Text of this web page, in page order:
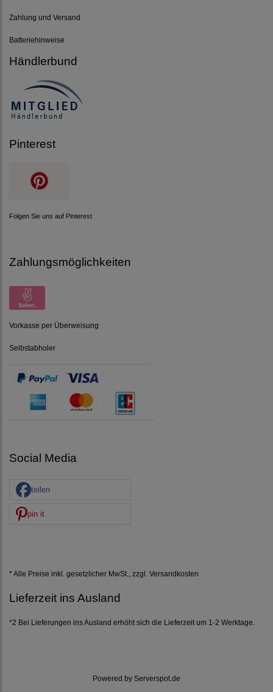
Zahlung und Versand
Batteriehinweise
Händlerbund
Pinterest
Folgen Sie uns auf Pinterest
Zahlungsmöglichkeiten
Vorkasse per Überweisung
Selbstabholer
Social Media
teilen
pin it
* Alle Preise inkl. gesetzlicher MwSt., zzgl. Versandkosten
Lieferzeit ins Ausland
*2 Bei Lieferungen ins Ausland erhöht sich die Lieferzeit um 1-2 Werktage.
Powered by Serverspot.de